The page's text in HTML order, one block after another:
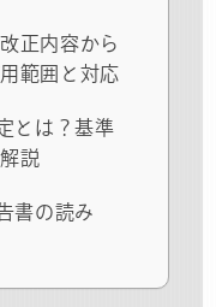
正内容から
範囲と対応
とは？基準
説
書の読み